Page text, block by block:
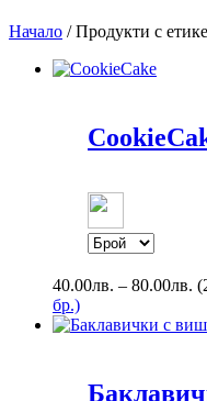
Начало / Продукти с
40.00лв. – 80.00лв.
бр.)